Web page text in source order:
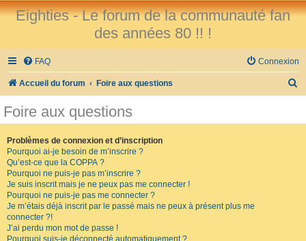
Eighties - Le forum de la communauté fan
des années 80 !! !
FAQ Connexion
Accueil du forum Foire aux questions
Foire aux questions
Problèmes de connexion et d’inscription
Pourquoi ai-je besoin de m’inscrire ?
Qu’est-ce que la COPPA ?
Pourquoi ne puis-je pas m’inscrire ?
Je suis inscrit mais je ne peux pas me connecter !
Pourquoi ne puis-je pas me connecter ?
Je m’étais déjà inscrit par le passé mais ne peux à présent plus me
connecter ?!
J’ai perdu mon mot de passe !